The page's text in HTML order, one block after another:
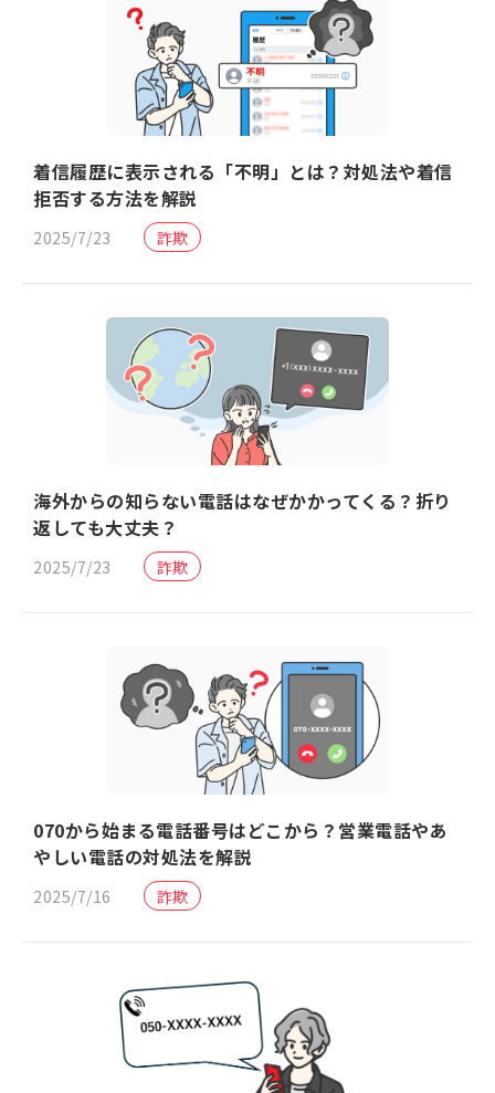
着信履歴に表示される「不明」とは？対処法や着信
拒否する方法を解説
2025/7/23 詐欺
海外からの知らない電話はなぜかかってくる？折り
返しても大丈夫？
2025/7/23 詐欺
070から始まる電話番号はどこから？営業電話やあ
やしい電話の対処法を解説
2025/7/16 詐欺